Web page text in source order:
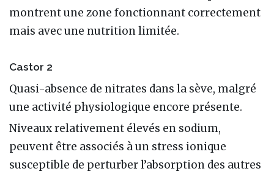
montrent une zone fonctionnant correctement
mais avec une nutrition limitée.
Castor 2
Quasi-absence de nitrates dans la sève, malgré
une activité physiologique encore présente.
Niveaux relativement élevés en sodium,
peuvent être associés à un stress ionique
susceptible de perturber l’absorption des autres